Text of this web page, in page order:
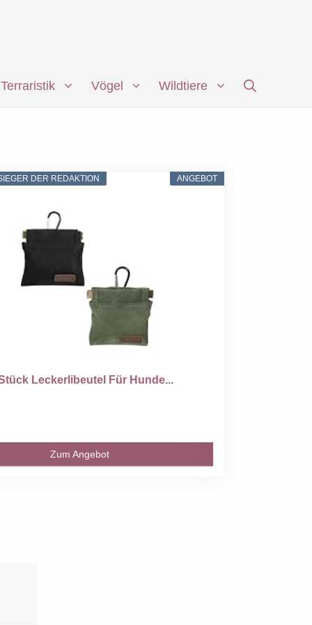
Terraristik Vögel Wildtiere
ANGEBOT
DER REDAKTION
Leckerlibeutel Für Hunde...
Zum Angebot